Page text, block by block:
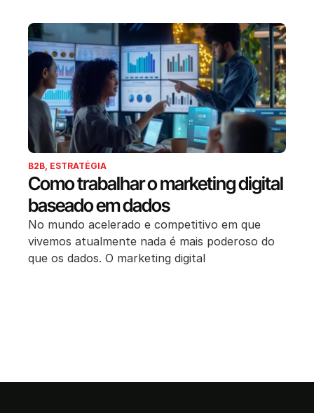
B2B, ESTRATÉGIA
Como trabalhar o marketing digital
baseado em dados
No mundo acelerado e competitivo em que
vivemos atualmente nada é mais poderoso do
que os dados. O marketing digital